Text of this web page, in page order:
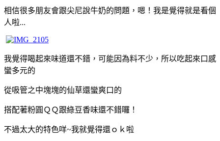
相信很多朋友會跟尖尼說牛奶的問題，嗯！我是覺得就是看個
人啦...
我覺得喝起來味道還不錯，可能因為料不少，所以吃起來口感
蠻多元的
從吸管之中塊塊的仙草還蠻爽口的
搭配著粉圓ＱＱ跟綠豆香味還不錯囉！
不過太大的特色咩~我就覺得還ｏｋ啦